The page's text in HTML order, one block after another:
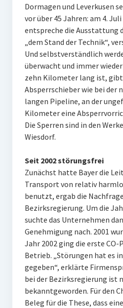
Dormagen und Leverkusen
vor über 45 Jahren: am 4.
entspreche die Ausstattung
„dem Stand der Technik“,
Und selbstverständlich
überwacht und immer
zehn Kilometer lang ist,
Absperrschieber wie bei der
langen Pipeline, an der
Kilometer eine
Die Sperren sind in den
Wiesdorf.
Seit 2002 störungsfrei
Zunächst hatte Bayer die
Transport von relativ
benutzt, ergab die
Bezirksregierung. Um die
suchte das Unternehmen
Genehmigung nach. 2001
Jahr 2002 ging die erste CO-
Betrieb. „Störungen hat es
gegeben“, erklärte
bei der Bezirksregierung ist
bekanntgeworden. Für den
Beleg für die These, dass